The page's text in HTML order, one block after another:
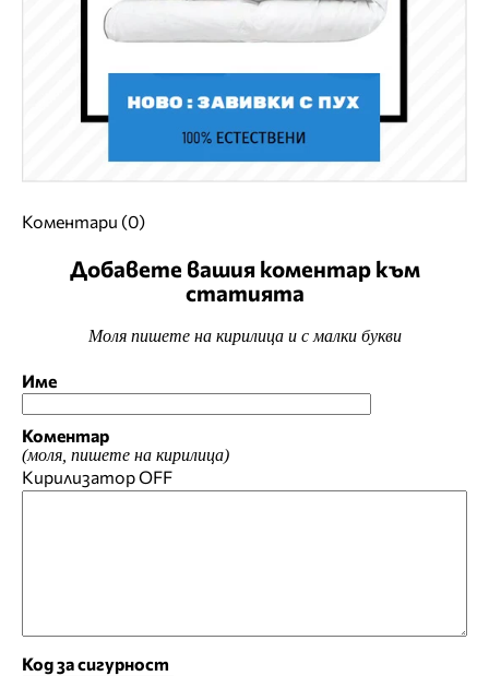
Коментари (0)
Добавете вашия коментар към
статията
Моля пишете на кирилица и с малки букви
Име
Коментар
(моля, пишете на кирилица)
КирилизаторOFF
Код за сигурност